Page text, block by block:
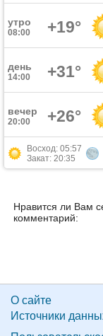
утро
08:00 +19°
день
14:00 +31°
вечер
20:00 +26°
Восход: 05:57
Закат: 20:35
Нравится ли Вам
комментарий:
О сайте
Источники